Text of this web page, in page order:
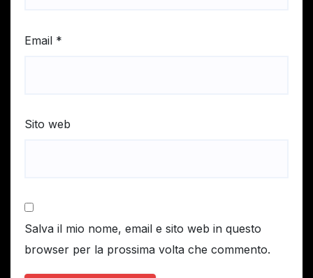
Email *
Sito web
Salva il mio nome, email e sito web in questo
browser per la prossima volta che commento.